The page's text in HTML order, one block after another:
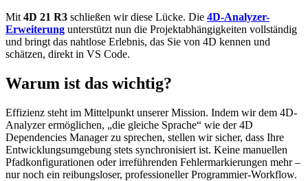
Mit 4D 21 R3 schließen wir diese Lücke. Die 4D-Analyzer-
Erweiterung unterstützt nun die Projektabhängigkeiten vollständig
und bringt das nahtlose Erlebnis, das Sie von 4D kennen und
schätzen, direkt in VS Code.
Warum ist das wichtig?
Effizienz steht im Mittelpunkt unserer Mission. Indem wir dem 4D-
Analyzer ermöglichen, „die gleiche Sprache“ wie der 4D
Dependencies Manager zu sprechen, stellen wir sicher, dass Ihre
Entwicklungsumgebung stets synchronisiert ist. Keine manuellen
Pfadkonfigurationen oder irreführenden Fehlermarkierungen mehr –
nur noch ein reibungsloser, professioneller Programmier-Workflow.